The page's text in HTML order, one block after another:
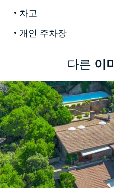
알라(Punta Ala)는 수정처
소나무 숲, 그리고 수준
숨 쉬는 활기찬 마을, 카
이아(Castiglione della
거리에 있습니다. 포도
변 언덕은 자연, 문화, 휴
가 어우러진 특별한 공
건축학적 관점에서 볼
간과 석재, 목재 등천연
관과 조화를 이루는 현
랑합니다. 외관은 토스
차고
개인 주차장
다른 이